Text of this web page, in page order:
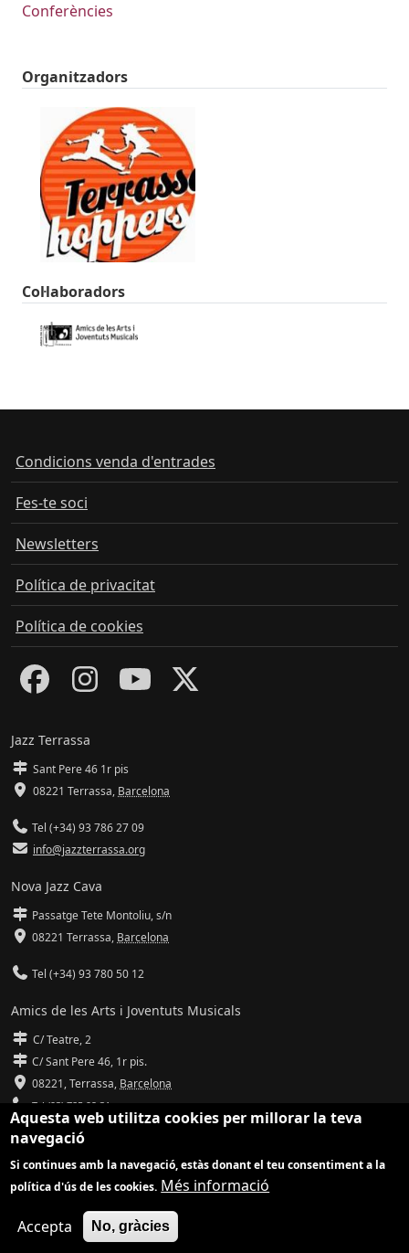
Conferències
Organitzadors
Col·laboradors
Condicions venda d'entrades
Fes-te soci
Newsletters
Política de privacitat
Política de cookies
Jazz Terrassa
Sant Pere 46 1r pis
08221 Terrassa, Barcelona
Tel (+34) 93 786 27 09
info@jazzterrassa.org
Nova Jazz Cava
Passatge Tete Montoliu, s/n
08221 Terrassa, Barcelona
Tel (+34) 93 780 50 12
Amics de les Arts i Joventuts Musicals
C/ Teatre, 2
C/ Sant Pere 46, 1r pis.
08221,Terrassa, Barcelona
Tel (93) 785 92 31
info@amicsdelesarts-jjmm.cat
www.amicsdelesarts-jjmm.cat
Adaptació de
Aquesta web utilitza cookies per millorar la teva
navegació
Si continues amb la navegació, estàs donant el teu consentiment a la
política d'ús de les cookies. Més informació
Accepta No, gràcies